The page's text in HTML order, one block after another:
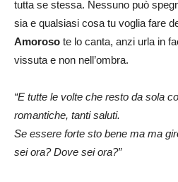
tutta se stessa. Nessuno può
sia e qualsiasi cosa tu voglia fare
Amoroso te lo canta, anzi urla in
vissuta e non nell’ombra.
“E tutte le volte che resto da sola
romantiche, tanti saluti.
Se essere forte sto bene ma ma
sei ora? Dove sei ora?”